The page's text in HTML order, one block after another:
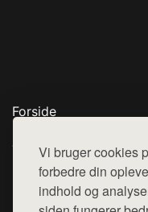
Vi bruger cookies
forbedre din
indhold og
Forside
Top Rabatter
Kontakt